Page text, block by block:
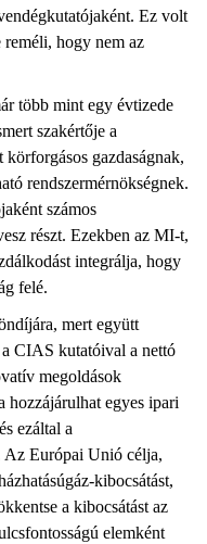
Ez volt
reméli, hogy nem az
több mint egy évtizede
szakértője a
gazdaságnak,
rendszermérnökségnek.
számos
részt. Ezekben az MI-t,
integrálja, hogy
felé.
mert együtt
CIAS kutatóival a nettó
megoldások
hozzájárulhat egyes ipari
ezáltal a
Az Európai Unió célja,
kibocsátást,
a kibocsátást az
elemként